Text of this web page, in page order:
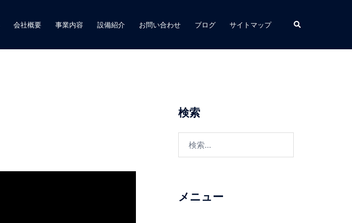
会社概要 事業内容 設備紹介 お問い合わせ ブログ サイトマップ
検索
メニュー